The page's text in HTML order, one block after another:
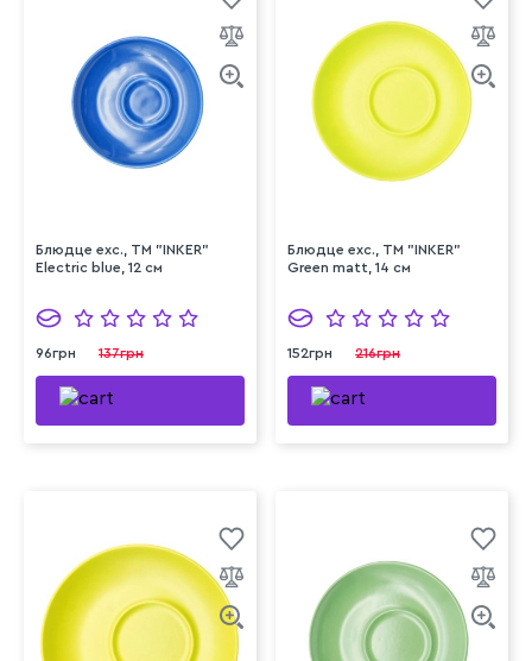
Блюдце exc., ТМ "INKER"
Electric blue, 12 см
96грн 137грн
Блюдце exc., ТМ "INKER"
Green matt, 14 см
152грн 216грн